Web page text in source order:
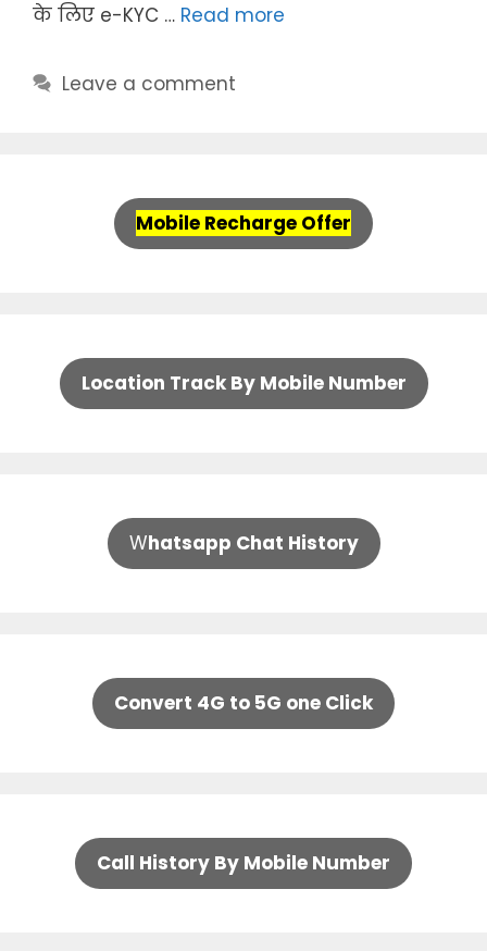
के लिए e-KYC … Read more
Leave a comment
Mobile Recharge Offer
Location Track By Mobile Number
Whatsapp Chat History
Convert 4G to 5G one Click
Call History By Mobile Number